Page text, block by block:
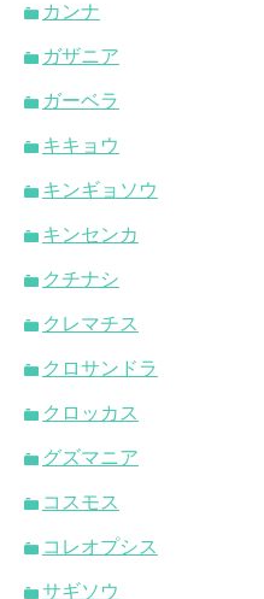
カンナ
ガザニア
ガーベラ
キキョウ
キンギョソウ
キンセンカ
クチナシ
クレマチス
クロサンドラ
クロッカス
グズマニア
コスモス
コレオプシス
サギソウ